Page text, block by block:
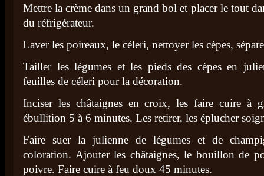
Mettre la crème dans un grand bol et placer le tout
du réfrigérateur.
Laver les poireaux, le céleri, nettoyer les cèpes,
Tailler les légumes et les pieds des cèpes en
feuilles de céleri pour la décoration.
Inciser les châtaignes en croix, les faire cuire à
ébullition 5 à 6 minutes. Les retirer, les éplucher
Faire suer la julienne de légumes et de
coloration. Ajouter les châtaignes, le bouillon de
poivre. Faire cuire à feu doux 45 minutes.